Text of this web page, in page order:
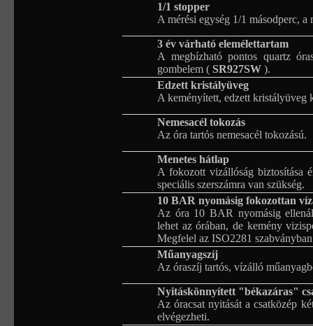
1/1 stopper
A mérési egység 1/1 másodperc,
3 év várható elemélettartam
A megbízható pontos quartz
gombelem ( SR927SW ).
Edzett kristályüveg
A keményített, edzett kristályüveg
Nemesacél tokozás
Az óra tartós nemesacél tokozású.
Menetes hátlap
A fokozott vizállóság biztosítása
speciális szerszámra van szükség.
10 BAR nyomásig fokozottan
Az óra 10 BAR nyomásig
lehet az órában, de kemény
Megfelel az ISO2281
Műanyagszíj
Az óraszíj tartós, vízálló
Nyitáskönnyített "békazáras"
Az óracsat nyitását a csatközép
elvégezheti.